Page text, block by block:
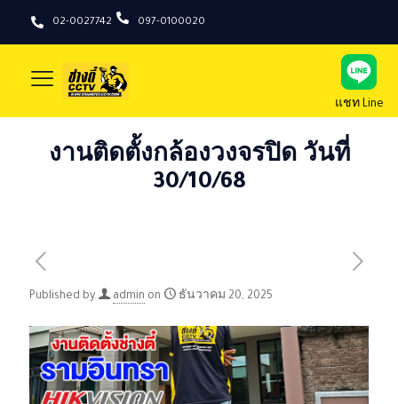
02-0027742 097-0100020
แชท Line
งานติดตั้งกล้องวงจรปิด วันที่
30/10/68
Published by admin on ธันวาคม 20, 2025